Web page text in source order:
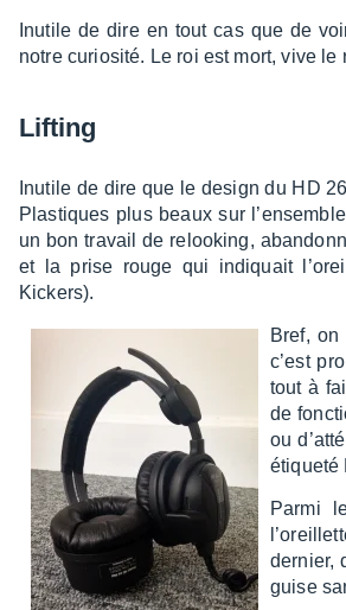
Inutile de dire en tout cas que de
notre curio­sité. Le roi est mort, vive le
Lifting
Inutile de dire que le design du HD
Plas­tiques plus beaux sur
un bon travail de reloo­king,
et la prise rouge qui indiquait
Kickers).
Bref, on
c’est
tout à
de
ou
étiqueté
Parmi
dernier,
guise